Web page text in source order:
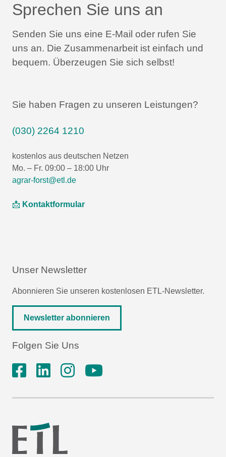
Sprechen Sie uns an
Senden Sie uns eine E-Mail oder rufen Sie
uns an. Die Zusammenarbeit ist einfach und
bequem. Überzeugen Sie sich selbst!
Sie haben Fragen zu unseren Leistungen?
(030) 2264 1210
kostenlos aus deutschen Netzen
Mo. – Fr. 09:00 – 18:00 Uhr
agrar-forst@etl.de
📩 Kontaktformular
Unser Newsletter
Abonnieren Sie unseren kostenlosen ETL-Newsletter.
Newsletter abonnieren
Folgen Sie Uns